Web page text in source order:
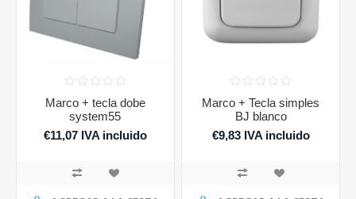
Marco + tecla dobe
system55
€11,07 IVA incluido
Marco + Tecla simples
BJ blanco
€9,83 IVA incluido